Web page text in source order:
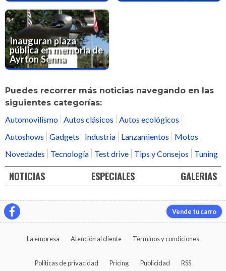
Inauguran plaza
pública en memoria de
Ayrton Senna
Puedes recorrer más noticias navegando en las
siguientes categorías:
Automovilismo Autos clásicos
Autos ecológicos
Autoshows
Gadgets Industria Lanzamientos
Motos
Novedades
Tecnología Test drive Tips y Consejos Tuning
NOTICIAS ESPECIALES GALERIAS
Vende tu carro
La empresa Atención al cliente Términos y condiciones
Políticas de privacidad Pricing Publicidad RSS